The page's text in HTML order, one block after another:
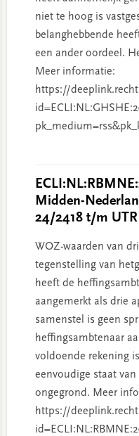
niet te hoog is
belanghebbende
een ander oordeel.
Meer informatie:
https://
Midden-
24/2418 t/m
WOZ-waarden van
tegenstelling van
heeft de
aangemerkt als drie
samenstel is geen
heffingsambtenaar
voldoende rekening
eenvoudige staat
ongegrond. Meer
https://